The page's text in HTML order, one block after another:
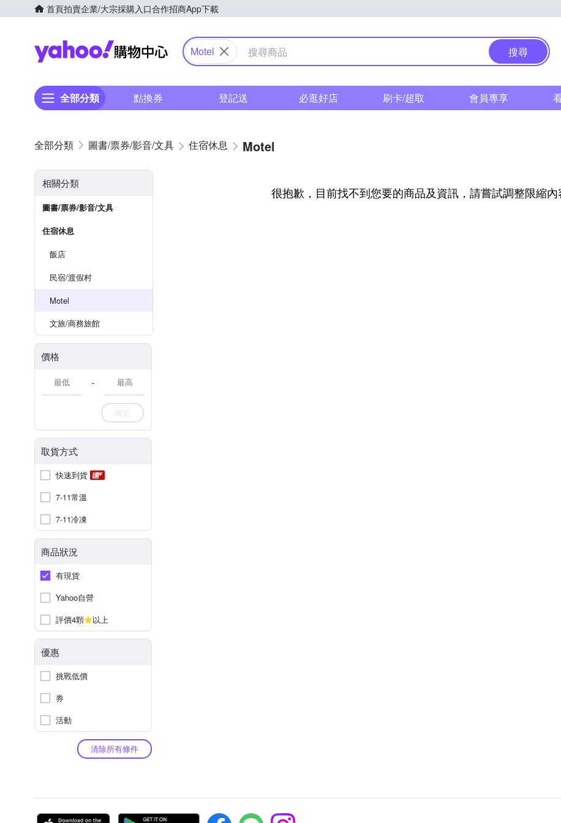
首頁拍賣企業/大宗採購入口合作招商App下載
Yahoo購物中心
Motel 搜尋
全部分類 點換券 登記送 必逛好店 刷卡/超取 會員專享
圖書/票券/影音/文具 住宿休息 Motel
相關分類
圖書/票券/影音/文具
住宿休息
飯店
民宿/渡假村
Motel
文旅/商務旅館
價格
-
確定
取貨方式
快速到貨
7-11常溫
7-11冷凍
商品狀況
有現貨
Yahoo自營
評價4顆
以上
優惠
挑戰低價
券
活動
清除所有條件
很抱歉，目前找不到您要的商品及資訊，請嘗試調整限縮內